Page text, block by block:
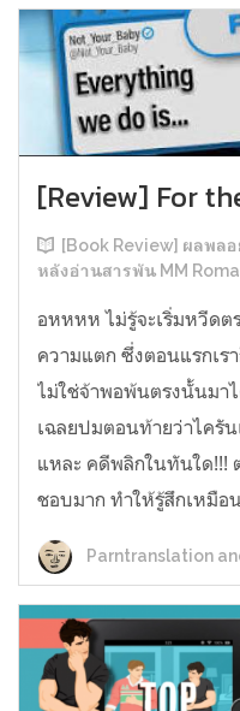
[Review] For
[Book Review] ผลพล
หลังอ่านสารพัน MM
อหหหห ไม่รู้จะเริ่มหวีดต
ความแตก ซึ่งตอนแรกเ
ไม่ใช่จ้าพอพ้นตรงนั้นมา
เฉลยปมตอนท้ายว่าไครั
แหละ คดีพลิกในทันใด!!!
ชอบมาก ทำให้รู้สึกเหมือ
Parntranslation